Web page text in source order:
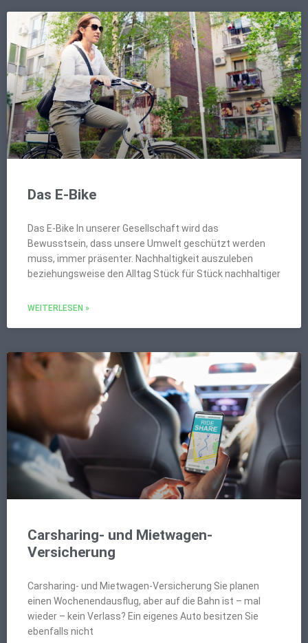
Das E-Bike
Das E-Bike In unserer Gesellschaft wird das
Bewusstsein, dass unsere Umwelt geschützt werden
muss, immer präsenter. Nachhaltigkeit auszuleben
beziehungsweise den Alltag Stück für Stück nachhaltiger
WEITERLESEN »
Carsharing- und Mietwagen-
Versicherung
Carsharing- und Mietwagen-Versicherung Sie planen
einen Wochenendausflug, aber auf die Bahn ist – mal
wieder – kein Verlass? Ein eigenes Auto besitzen Sie
ebenfalls nicht